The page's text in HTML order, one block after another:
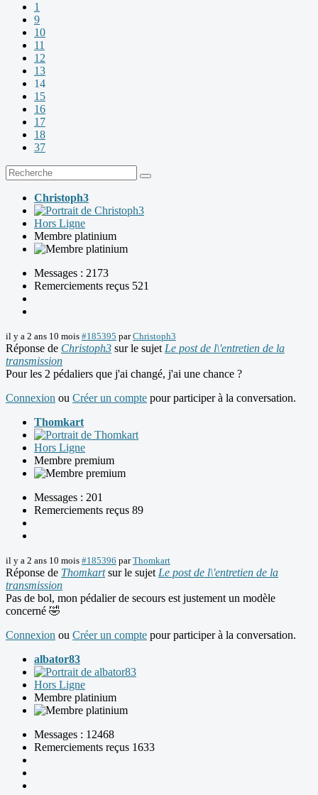
1
9
10
11
12
13
14
15
16
17
18
37
Christoph3
Hors Ligne
Membre platinium
Messages : 2173
Remerciements reçus 521
il y a 2 ans 10 mois #185395 parChristoph3
Réponse de Christoph3 sur le sujet Le post de l\'entretien de la
transmission
Pour les 2 pédaliers que j'ai changé, j'ai une chance ?
Connexion ou Créer un compte pour participer à la conversation.
Thomkart
Hors Ligne
Membre premium
Messages : 201
Remerciements reçus 89
il y a 2 ans 10 mois #185396 parThomkart
Réponse de Thomkartsur le sujet Le post de l\'entretien de la
transmission
Pas de bol, mon pédalier de secours est justement un modèle
concerné 🤣
Connexion ou Créer un compte pour participer à la conversation.
albator83
Hors Ligne
Membre platinium
Messages : 12468
Remerciements reçus 1633